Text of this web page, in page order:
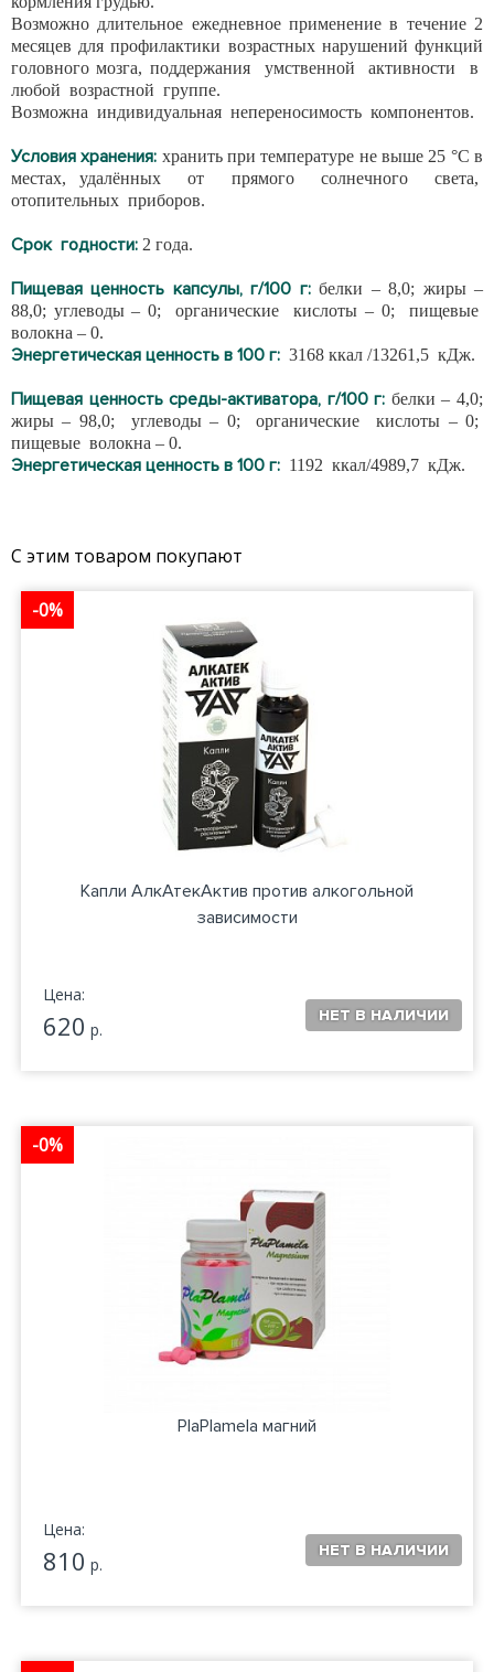
Возможно длительное ежедневное применение в течение 2
месяцев для профилактики возрастных нарушений функций
головного мозга, поддержания умственной активности в
любой возрастной группе.
Возможна индивидуальная непереносимость компонентов.
Условия хранения: хранить при температуре не выше 25 °С в
местах, удалённых от прямого солнечного света,
отопительных приборов.
Срок годности: 2 года.
Пищевая ценность капсулы, г/100 г:белки – 8,0; жиры –
88,0; углеводы – 0; органические кислоты – 0; пищевые
волокна – 0.
Энергетическая ценность в 100 г: 3168 ккал /13261,5 кДж.
Пищевая ценность среды-активатора, г/100 г: белки – 4,0;
жиры – 98,0; углеводы – 0; органические кислоты – 0;
пищевые волокна – 0.
Энергетическая ценность в 100 г: 1192 ккал/4989,7 кДж.
С этим товаром покупают
-0%
Капли АлкАтекАктив против алкогольной
зависимости
Цена:
620 р.
-0%
PlaPlamela магний
Цена:
810 р.